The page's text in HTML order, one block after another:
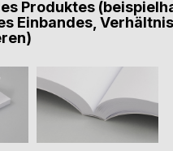
Produktes
Einbandes,